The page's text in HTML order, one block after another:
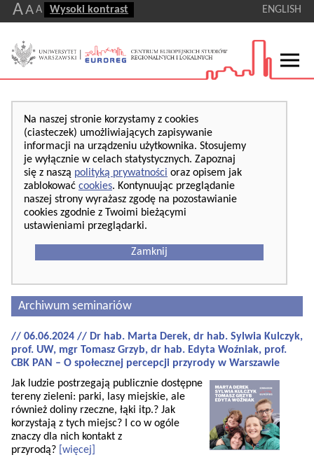
AA A Wysoki kontrast ENGLISH
Na naszej stronie korzystamy z cookies
(ciasteczek) umożliwiających zapisywanie
informacji na urządzeniu użytkownika. Stosujemy
je wyłącznie w celach statystycznych. Zapoznaj
się z naszą polityką prywatności oraz opisem jak
zablokować cookies. Kontynuując przeglądanie
naszej strony wyrażasz zgodę na pozostawianie
cookies zgodnie z Twoimi bieżącymi
ustawieniami przeglądarki.
Zamknij
Archiwum seminariów
// 06.06.2024 // Dr hab. Marta Derek, dr hab. Sylwia Kulczyk,
prof. UW, mgr Tomasz Grzyb, dr hab. Edyta Woźniak, prof.
CBK PAN – O społecznej percepcji przyrody w Warszawie
Jak ludzie postrzegają publicznie dostępne
tereny zieleni: parki, lasy miejskie, ale
również doliny rzeczne, łąki itp.? Jak
korzystają z tych miejsc? I co w ogóle
znaczy dla nich kontakt z
przyrodą? [więcej]